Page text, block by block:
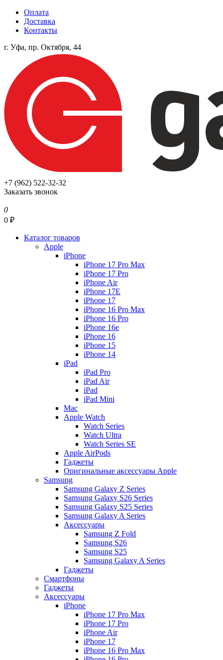
Оплата
Доставка
Контакты
г. Уфа, пр. Октября, 44
+7 (962) 522-32-32
Заказать звонок
0
0 ₽
Каталог товаров
Apple
iPhone
iPhone 17 Pro Max
iPhone 17 Pro
iPhone Air
iPhone 17E
iPhone 17
iPhone 16 Pro Max
iPhone 16 Pro
iPhone 16e
iPhone 16
iPhone 15
iPhone 14
iPad
iPad Pro
iPad Air
iPad
iPad Mini
Mac
Apple Watch
Watch Series
Watch Ultra
Watch Series SE
Apple AirPods
Гаджеты
Оригинальные аксессуары Apple
Samsung
Samsung Galaxy Z Series
Samsung Galaxy S26 Series
Samsung Galaxy S25 Series
Samsung Galaxy A Series
Аксессуары
Samsung Z Fold
Samsung S26
Samsung S25
Samsung Galaxy A Series
Гаджеты
Смартфоны
Гаджеты
Аксессуары
iPhone
iPhone 17 Pro Max
iPhone 17 Pro
iPhone Air
iPhone 17
iPhone 16 Pro Max